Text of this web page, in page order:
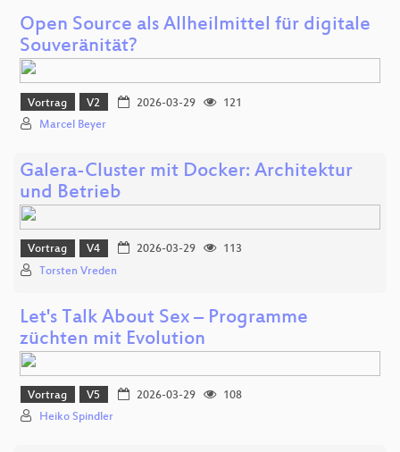
Open Source als Allheilmittel für digitale
Souveränität?
Vortrag V2 2026-03-29
121
Marcel Beyer
Galera-Cluster mit Docker: Architektur
und Betrieb
Vortrag V4 2026-03-29
113
Torsten Vreden
Let's Talk About Sex – Programme
züchten mit Evolution
Vortrag V5 2026-03-29
108
Heiko Spindler